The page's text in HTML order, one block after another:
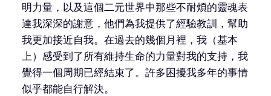
明力量，以及這個二元世界中那些不耐煩的靈魂表
達我深深的謝意，他們為我提供了經驗教訓，幫助
我更加接近自我。在過去的幾個月裡，我（基本
上）感受到了所有維持生命的力量對我的支持，我
覺得一個周期已經結束了。許多困擾我多年的事情
似乎都能自行解決。